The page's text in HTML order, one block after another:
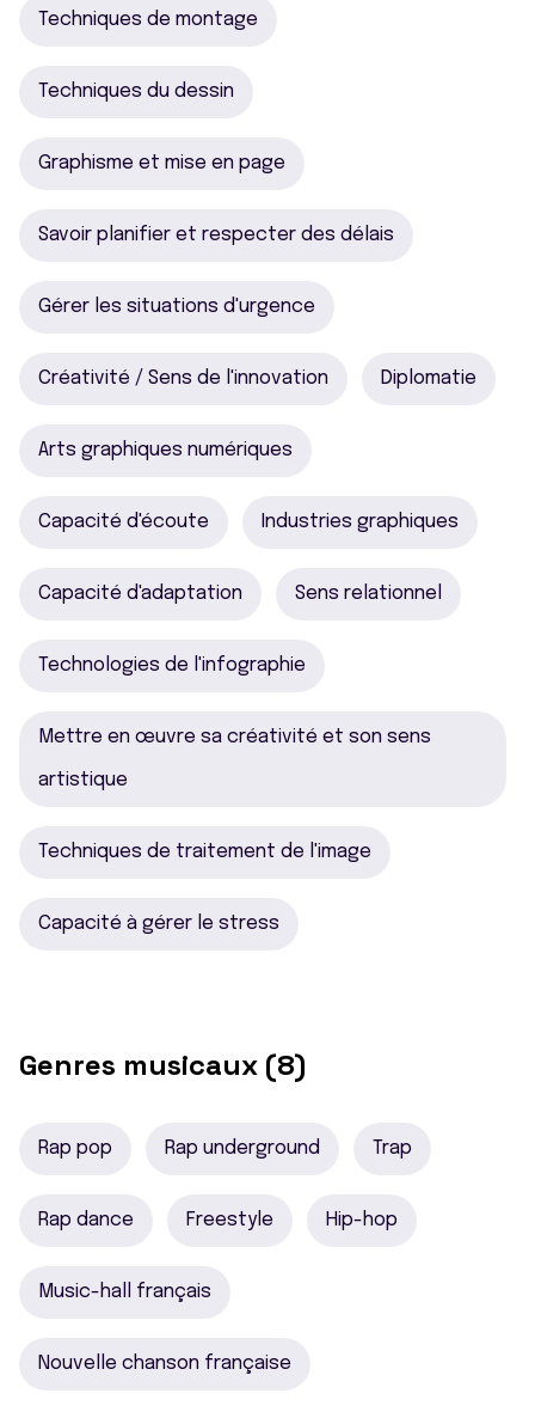
Techniques de montage
Techniques du dessin
Graphisme et mise en page
Savoir planifier et respecter des délais
Gérer les situations d'urgence
Créativité / Sens de l'innovation Diplomatie
Arts graphiques numériques
Capacité d'écoute Industries graphiques
Capacité d'adaptation Sens relationnel
Technologies de l'infographie
Mettre en œuvre sa créativité et son sens
artistique
Techniques de traitement de l'image
Capacité à gérer le stress
Genres musicaux (8)
Rap pop Rap underground Trap
Rap dance Freestyle Hip-hop
Music-hall français
Nouvelle chanson française